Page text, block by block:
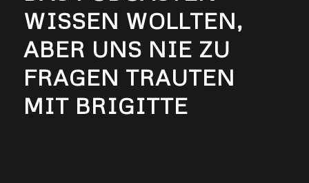
WISSEN WOLLTEN,
ABER UNS NIE ZU
FRAGEN TRAUTEN
MIT BRIGITTE